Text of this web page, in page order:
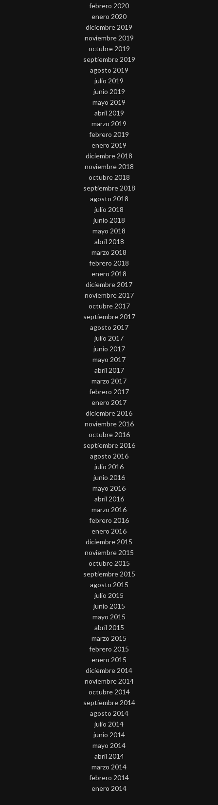
febrero 2020
enero 2020
diciembre 2019
noviembre 2019
octubre 2019
septiembre 2019
agosto 2019
julio 2019
junio 2019
mayo 2019
abril 2019
marzo 2019
febrero 2019
enero 2019
diciembre 2018
noviembre 2018
octubre 2018
septiembre 2018
agosto 2018
julio 2018
junio 2018
mayo 2018
abril 2018
marzo 2018
febrero 2018
enero 2018
diciembre 2017
noviembre 2017
octubre 2017
septiembre 2017
agosto 2017
julio 2017
junio 2017
mayo 2017
abril 2017
marzo 2017
febrero 2017
enero 2017
diciembre 2016
noviembre 2016
octubre 2016
septiembre 2016
agosto 2016
julio 2016
junio 2016
mayo 2016
abril 2016
marzo 2016
febrero 2016
enero 2016
diciembre 2015
noviembre 2015
octubre 2015
septiembre 2015
agosto 2015
julio 2015
junio 2015
mayo 2015
abril 2015
marzo 2015
febrero 2015
enero 2015
diciembre 2014
noviembre 2014
octubre 2014
septiembre 2014
agosto 2014
julio 2014
junio 2014
mayo 2014
abril 2014
marzo 2014
febrero 2014
enero 2014